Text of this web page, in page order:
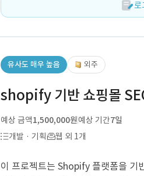
로
유사도 매우 높음 외주
shopify 기반 쇼핑몰
예상 금액1,500,000원예상 기간7일
개발 · 기획
웹 외 1개
이 프로젝트는 Shopify 플랫폼을 기